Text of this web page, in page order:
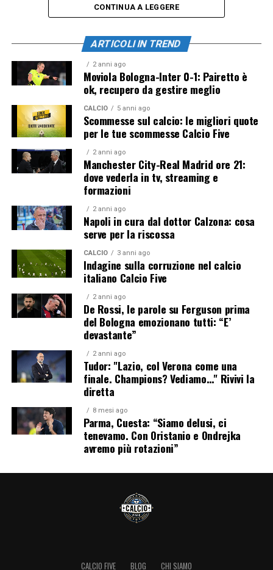
CONTINUA A LEGGERE
ARTICOLI IN TREND
2 anni ago
Moviola Bologna-Inter 0-1: Pairetto è
ok, recupero da gestire meglio
CALCIO 5 anni ago
Scommesse sul calcio: le migliori quote
per le tue scommesse Calcio Five
2 anni ago
Manchester City-Real Madrid ore 21:
dove vederla in tv, streaming e
formazioni
2 anni ago
Napoli in cura dal dottor Calzona: cosa
serve per la riscossa
CALCIO 3 anni ago
Indagine sulla corruzione nel calcio
italiano Calcio Five
2 anni ago
De Rossi, le parole su Ferguson prima
del Bologna emozionano tutti: “E’
devastante”
2 anni ago
Tudor: "Lazio, col Verona come una
finale. Champions? Vediamo…" Rivivi la
diretta
8 mesi ago
Parma, Cuesta: “Siamo delusi, ci
tenevamo. Con Oristanio e Ondrejka
avremo più rotazioni”
CALCIO FIVE BLOG CHI SIAMO